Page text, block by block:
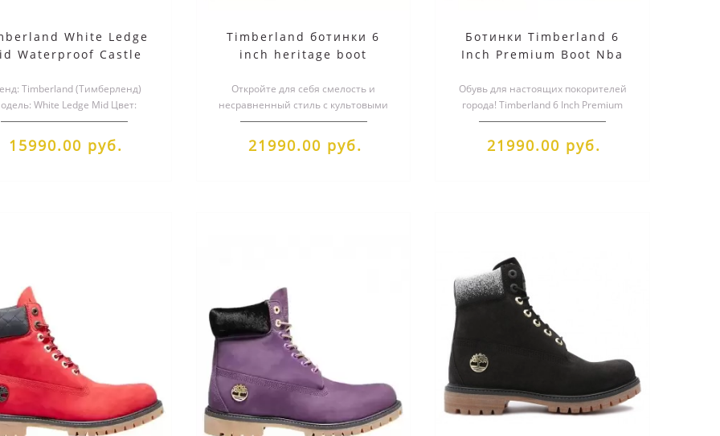
White Ledge
Waterproof Castle
Timberland (Тимберленд)
White Ledge Mid Цвет:
Тип: средние ботинк..
15990.00 руб.
Timberland ботинки 6
inch heritage boot
Откройте для себя смелость и
несравненный стиль с культовыми
красными ботинками Timberland 6
Inch He..
21990.00 руб.
Ботинки Timberland 6
Inch Premium Boot Nba
Обувь для настоящих покорителей
города! Timberland 6 Inch Premium
Boots в зеленом цвете - стиль, ком..
21990.00 руб.